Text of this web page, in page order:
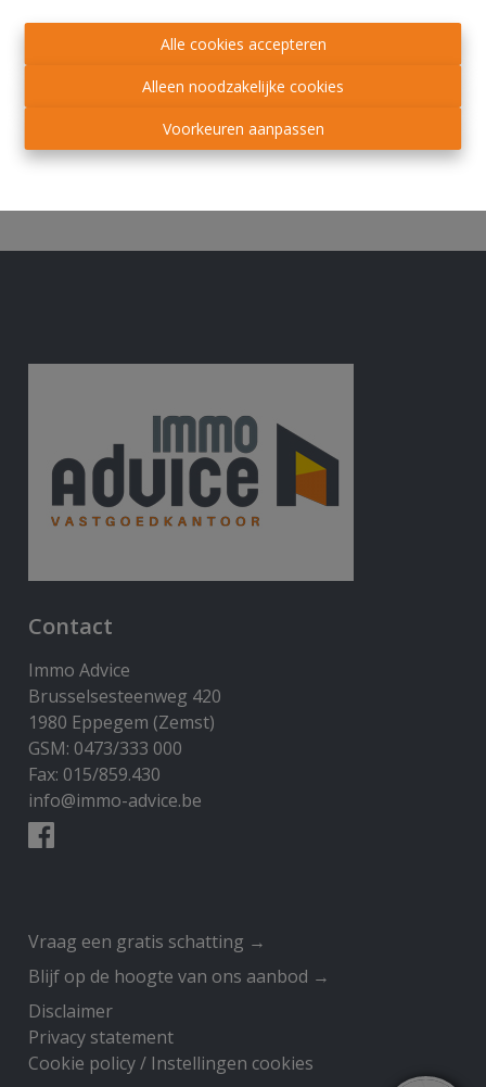
Alle cookies accepteren
Alleen noodzakelijke cookies
Voorkeuren aanpassen
bezichtiging inplannen.
Zo vragen wij hen een kopie van de identiteitskaart en
een bewijs van inkomen.
Wanneer we een geschikte huurder hebben gevonden,
maken wij een huurcontract op, volledig conform de
huurwetgeving.
Contact
Immo Advice
Brusselsesteenweg 420
1980 Eppegem (Zemst)
GSM: 0473/333 000
Fax: 015/859.430
info@immo-advice.be
​​​​​​Vraag een gratis schatting →
Blijf op de hoogte van ons aanbod →
Disclaimer
Privacy statement
Cookie policy/ Instellingen cookies